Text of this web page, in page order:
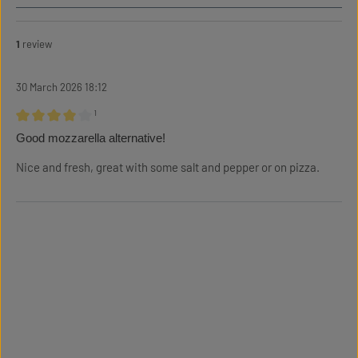
1 review
30 March 2026 18:12
Review with rating of 4 out of 5 stars
¹
Good mozzarella alternative!
Nice and fresh, great with some salt and pepper or on pizza.